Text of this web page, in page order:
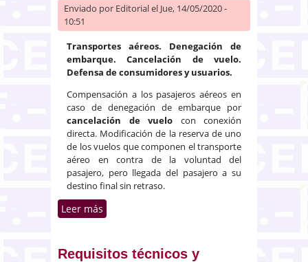
Enviado por Editorialel Jue, 14/05/2020 -
10:51
Transportes aéreos. Denegación de
embarque. Cancelación de vuelo.
Defensa de consumidores y usuarios.
Compensación a los pasajeros aéreos en
caso de denegación de embarque por
cancelación de vuelo con conexión
directa. Modificación de la reserva de uno
de los vuelos que componen el transporte
aéreo en contra de la voluntad del
pasajero, pero llegada del pasajero a su
destino final sin retraso.
Leer más
Requisitos técnicos y